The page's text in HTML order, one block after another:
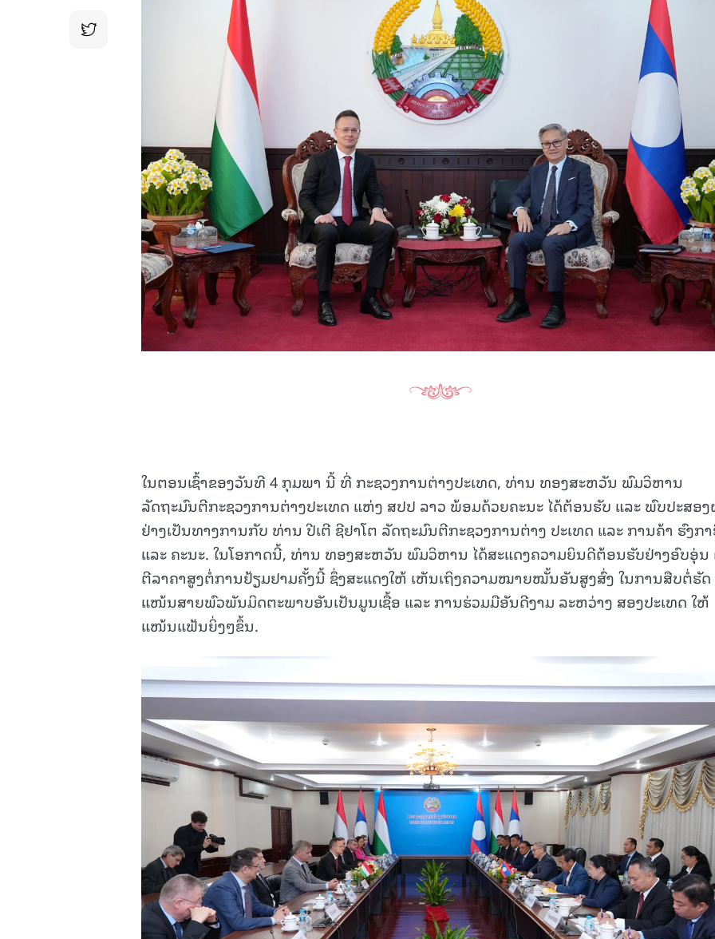
ໃນຕອນເຊົ້າຂອງວັນທີ 4 ກຸມພາ ນີ້ ທີ່ ກະຊວງການຕ່າງປະເທດ, ທ່ານ ທອງສະຫວັນ ພົມວິຫານ
ລັດຖະມົນຕີກະຊວງການຕ່າງປະເທດ ແຫ່ງ ສປປ ລາວ ພ້ອມດ້ວຍຄະນະ ໄດ້ຕ້ອນຮັບ ແລະ ພົບປະສອງ
ຢ່າງເປັນທາງການກັບ ທ່ານ ປີເຕີ ຊີຢາໂຕ ລັດຖະມົນຕີກະຊວງການຕ່າງ ປະເທດ ແລະ ການຄ້າ ຮົງກ
ແລະ ຄະນະ. ໃນໂອກາດນີ້, ທ່ານ ທອງສະຫວັນ ພົມວິຫານ ໄດ້ສະແດງຄວາມຍິນດີຕ້ອນຮັບຢ່າງອົບອຸ່ນ
ຕີລາຄາສູງຕໍ່ການຢ້ຽມຢາມຄັ້ງນີ້ ຊຶ່ງສະແດງໃຫ້ ເຫັນເຖິງຄວາມໝາຍໝັ້ນອັນສູງສົ່ງ ໃນການສືບຕໍ່ຮັດ
ແໜ້ນສາຍພົວພັນມິດຕະພາບອັນເປັນມູນເຊື້ອ ແລະ ການຮ່ວມມືອັນດີງາມ ລະຫວ່າງ ສອງປະເທດ ໃຫ້
ແໜ້ນແຟ້ນຍິ່ງໆຂຶ້ນ.
15.040(07-08-2026)